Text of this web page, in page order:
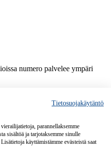
numero palvelee ympäri
Tietosuojakäytäntö
parannellaksemme
sisältöä ja tarjotaksemme sinulle
käyttämistämme evästeistä saat